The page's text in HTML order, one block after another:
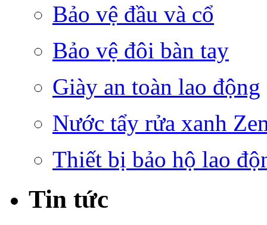
Bảo vệ đầu và cổ
Bảo vệ đôi bàn tay
Giày an toàn lao động
Nước tẩy rửa xanh
Thiết bị bảo hộ lao
Tin tức